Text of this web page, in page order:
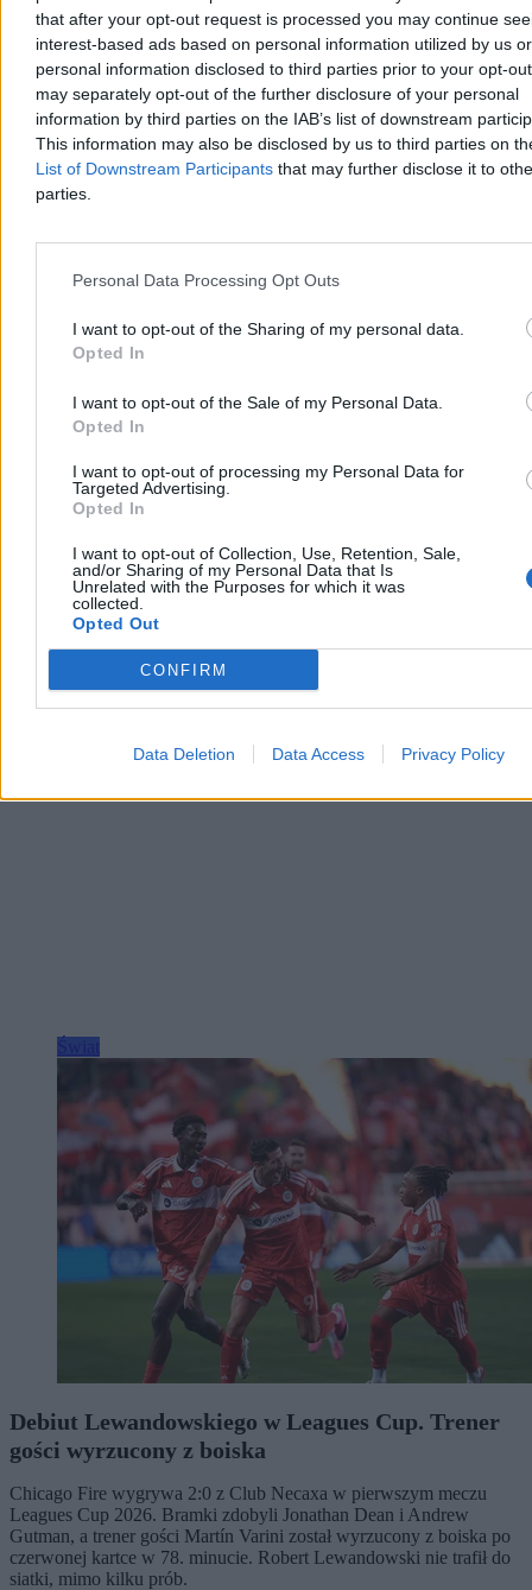
that after your opt-out request is processed you may continue
interest-based ads based on personal information utilized by us or
personal information disclosed to third parties prior to your opt-
may separately opt-out of the further disclosure of your personal
information by third parties on the IAB’s list of downstream
This information may also be disclosed by us to third parties on
List of Downstream Participants that may further disclose it to
parties.
Personal Data Processing Opt Outs
I want to opt-out of the Sharing of my personal data.
Opted In
I want to opt-out of the Sale of my Personal Data.
Opted In
I want to opt-out of processing my Personal Data for
Targeted Advertising.
Opted In
I want to opt-out of Collection, Use, Retention, Sale,
and/or Sharing of my Personal Data that Is
Unrelated with the Purposes for which it was
collected.
Opted Out
CONFIRM
Data Deletion Data Access Privacy Policy
Świat
Trump: Stany Zjednoczone zaangażowane w
rozmowy o pokoju w Ukrainie
Prezydent USA Donald Trump powiedział w czwartek, że
Amerykanie są zaangażowani w rozmowy o zakończeniu wojny w
Ukrainie i poinformował, że doszło w nich do postępu. Nie ujawnił
się zakończy.
Krzysztof Jabłonowski
3 min
Reklama
Debiut Lewandowskiego w Leagues Cup. Trener
gości wyrzucony z boiska
Chicago Fire wygrywa 2:0 z Club Necaxa w pierwszym meczu
Leagues Cup 2026. Bramki zdobyli Jonathan Dean i Andrew
Gutman, a trener gości Martín Varini został wyrzucony z boiska po
czerwonej kartce w 78. minucie. Robert Lewandowski nie trafił do
siatki, mimo kilku prób.